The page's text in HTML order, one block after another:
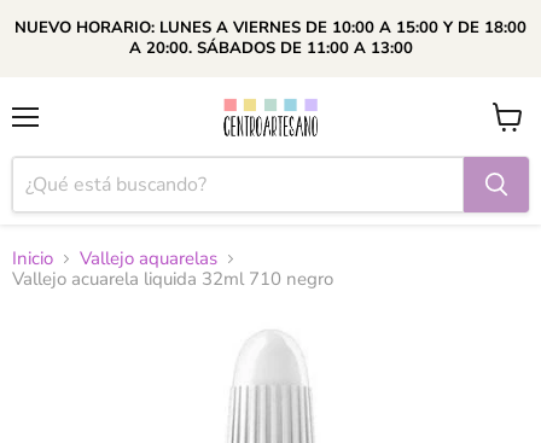
NUEVO HORARIO: LUNES A VIERNES DE 10:00 A 15:00 Y DE 18:00
A 20:00. SÁBADOS DE 11:00 A 13:00
Ver
carrito
Inicio
Vallejo aquarelas
Vallejo acuarela liquida 32ml 710 negro